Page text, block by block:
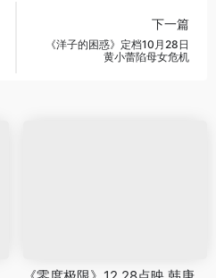
下一篇
《洋子的困惑》定档10月28日
黄小蕾陷母女危机